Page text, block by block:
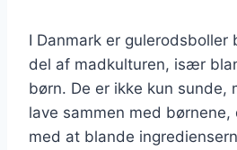
I Danmark er
del af madkulturen, især
børn. De er ikke kun sunde,
lave sammen med
med at blande